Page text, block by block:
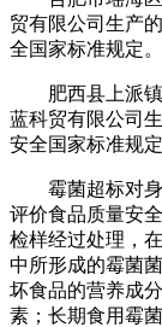
贸有限公司生产
全国家标准规定。
肥西县上派镇
蓝科贸有限公司
安全国家标准规定
霉菌超标对身
评价食品质量安
检样经过处理，
中所形成的霉菌
坏食品的营养成
素；长期食用霉